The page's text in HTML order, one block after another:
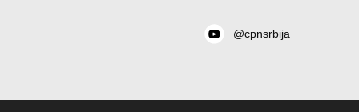
@cpnsrbija